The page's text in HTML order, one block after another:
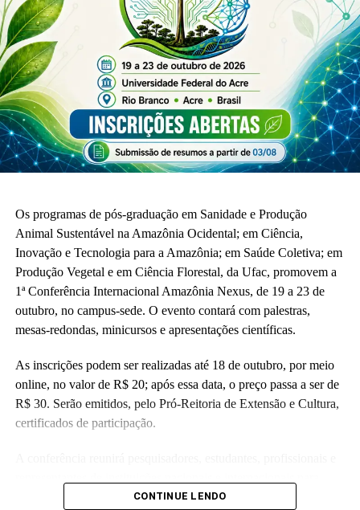
Os programas de pós-graduação em Sanidade e Produção
Animal Sustentável na Amazônia Ocidental; em Ciência,
Inovação e Tecnologia para a Amazônia; em Saúde Coletiva; em
Produção Vegetal e em Ciência Florestal, da Ufac, promovem a
1ª Conferência Internacional Amazônia Nexus, de 19 a 23 de
outubro, no campus-sede. O evento contará com palestras,
mesas-redondas, minicursos e apresentações científicas.
As inscrições podem ser realizadas até 18 de outubro, por meio
online, no valor de R$ 20; após essa data, o preço passa a ser de
R$ 30. Serão emitidos, pelo Pró-Reitoria de Extensão e Cultura,
certificados de participação.
troca de conhecimentos e discussão dos principais desafios
CONTINUE LENDO